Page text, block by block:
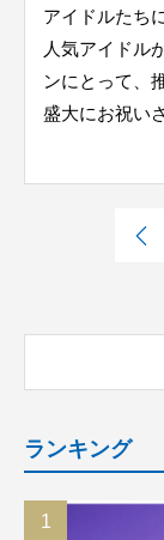
アイドルたち
人気アイドル
ンにとって、
盛大にお祝い
ランキング